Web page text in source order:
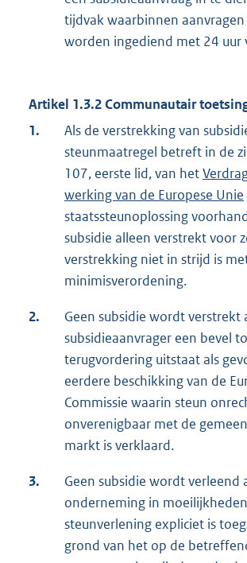
tijdvak waarbinnen
worden ingediend met 24 uur
Artikel 1.3.2 Communautair
1.
Als de verstrekking van
steunmaatregel betreft in de
107, eerste lid, van het
werking van de Europese Unie
staatssteunoplossing
subsidie alleen verstrekt voor
verstrekking niet in strijd is
minimisverordening.
2.
Geen subsidie wordt verstrekt
subsidieaanvrager een bevel
terugvordering uitstaat als
eerdere beschikking van de
Commissie waarin steun
onverenigbaar met de
markt is verklaard.
3.
Geen subsidie wordt verleend
onderneming in
steunverlening expliciet is
grond van het op de